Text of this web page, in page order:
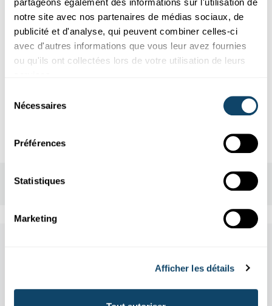
notre site avec nos partenaires de médias sociaux, de
publicité et d'analyse, qui peuvent combiner celles-ci
avec d'autres informations que vous leur avez fournies
ou qu'ils ont collectées lors de votre utilisation de leurs
Nécessaires
Préférences
Statistiques
Marketing
Afficher les détails
Webinar via Zoom
info@odyssea.lu
Tous les événements